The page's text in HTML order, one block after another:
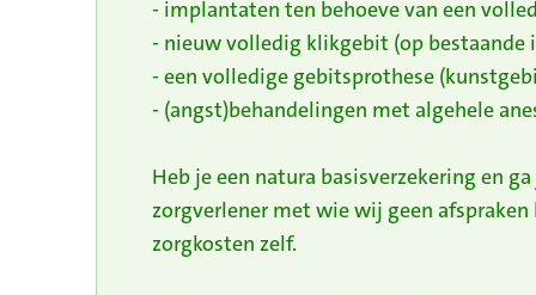
- implantaten ten behoeve van een
- nieuw volledig klikgebit (op bestaande
- een volledige gebitsprothese
- (angst)behandelingen met algehele
Heb je een natura basisverzekering en
zorgverlener met wie wij geen
zorgkosten zelf.